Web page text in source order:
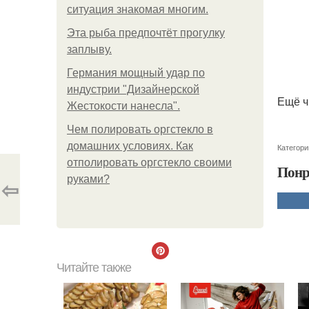
ситуация знакомая многим.
Эта рыба предпочтёт прогулку
заплыву.
Германия мощный удар по
индустрии "Дизайнерской
Жестокости нанесла".
Чем полировать оргстекло в
домашних условиях. Как
отполировать оргстекло своими
руками?
Ещё
⇦
Читайте также